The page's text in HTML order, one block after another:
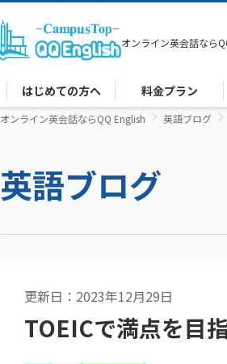
オンライン英会話なら
はじめての方へ 料金プラン
オンライン英会話ならQQ English 英語ブログ
英語ブログ
更新日：2023年12月29日
TOEICで満点を目